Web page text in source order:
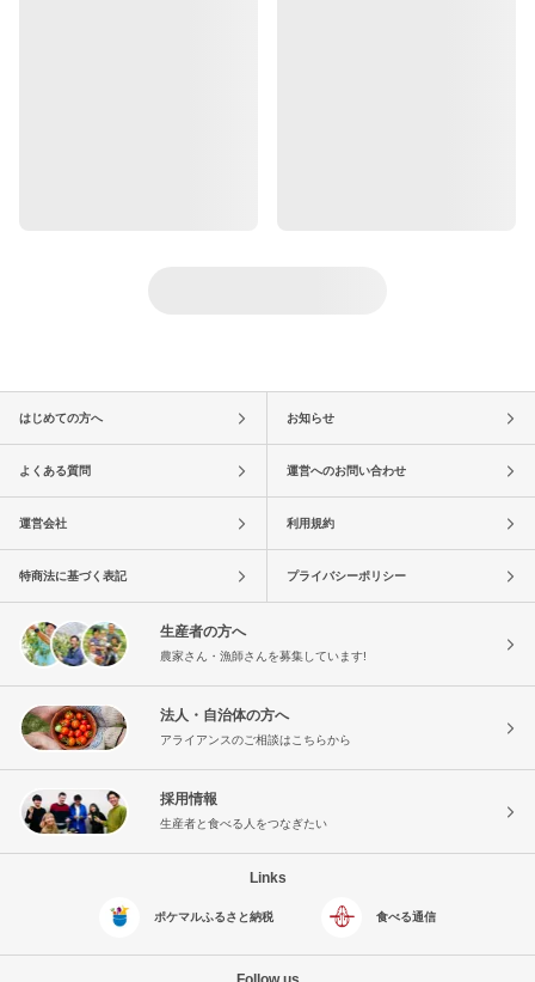
はじめての方へ お知らせ
よくある質問 運営へのお問い合わせ
運営会社 利用規約
特商法に基づく表記 プライバシーポリシー
生産者の方へ
農家さん・漁師さんを募集しています!
法人・自治体の方へ
アライアンスのご相談はこちらから
採用情報
生産者と食べる人をつなぎたい
Links
ポケマルふるさと納税 食べる通信